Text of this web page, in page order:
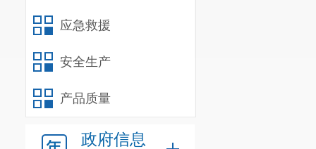
应急救援
安全生产
产品质量
政府信息